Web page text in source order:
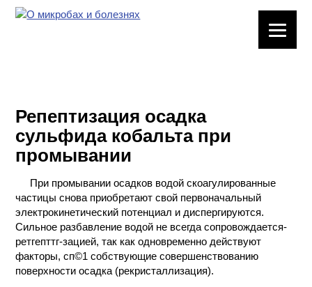
ВРЕДНЫЕ
ФАКТОРЫ
МЕТОДЫ
ПРАКТИЧЕСКОЙ
ХИМИИ
ХИМИЯ НА
ПРОИЗВОДСТВЕ
И ХИМИЧЕСКАЯ
Репептизация осадка
сульфида кобальта при
промывании
При промывании осадков водой скоагулированные
частицы снова приобретают свой первоначальный
электрокинетический потенциал и диспергируются.
Сильное разбавление водой не всегда сопровождается-
ретгепттг-зацией, так как одновременно действуют
факторы, сп©1 собствующие совершенствованию
поверхности осадка (рекристаллизация).